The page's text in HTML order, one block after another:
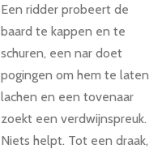
Een ridder probeert de
baard te kappen en te
schuren, een nar doet
pogingen om hem te laten
lachen en een tovenaar
zoekt een verdwijnspreuk.
Niets helpt. Tot een draak,